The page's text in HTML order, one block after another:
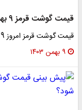
قیمت گوشت قرمز 9 بهمن 1403 مشخص شد
قیمت گوشت قرمز امروز 9 بهمن 1403 برای عرضه در بازار مشخص شد.
۹ بهمن ۱۴۰۳